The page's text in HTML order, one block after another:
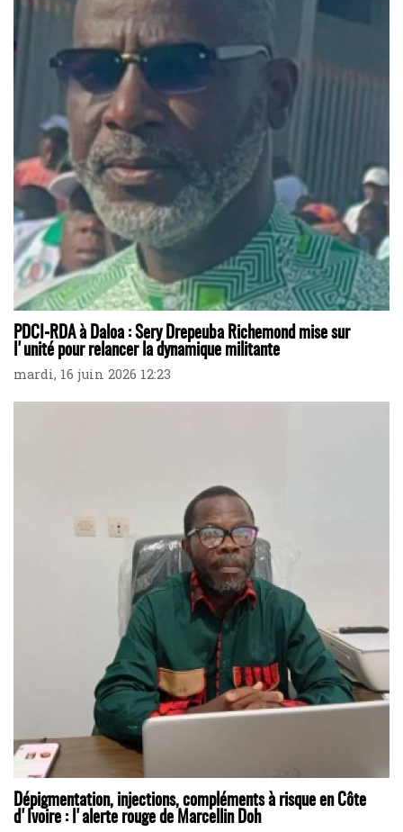
PDCI-RDA à Daloa : Sery Drepeuba Richemond mise sur
l'unité pour relancer la dynamique militante
mardi, 16 juin 2026 12:23
Dépigmentation, injections, compléments à risque en Côte
d'Ivoire : l'alerte rouge de Marcellin Doh